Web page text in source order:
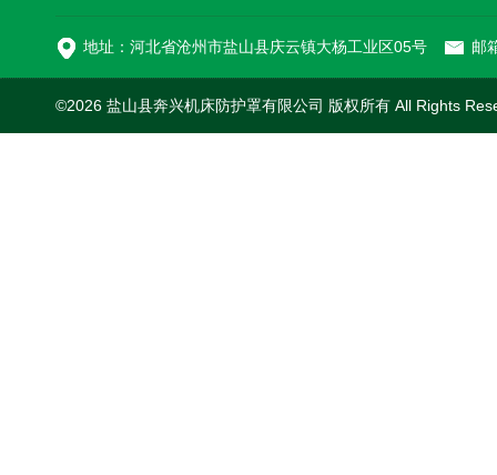
地址：河北省沧州市盐山县庆云镇大杨工业区05号 邮
©2026 盐山县奔兴机床防护罩有限公司 版权所有 All Rights